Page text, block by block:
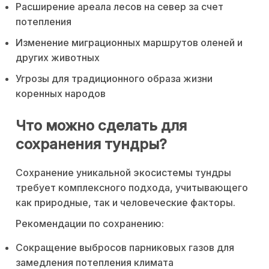
Расширение ареала лесов на север за счет
потепления
Изменение миграционных маршрутов оленей и
других животных
Угрозы для традиционного образа жизни
коренных народов
Что можно сделать для
сохранения тундры?
Сохранение уникальной экосистемы тундры
требует комплексного подхода, учитывающего
как природные, так и человеческие факторы.
Рекомендации по сохранению:
Сокращение выбросов парниковых газов для
замедления потепления климата